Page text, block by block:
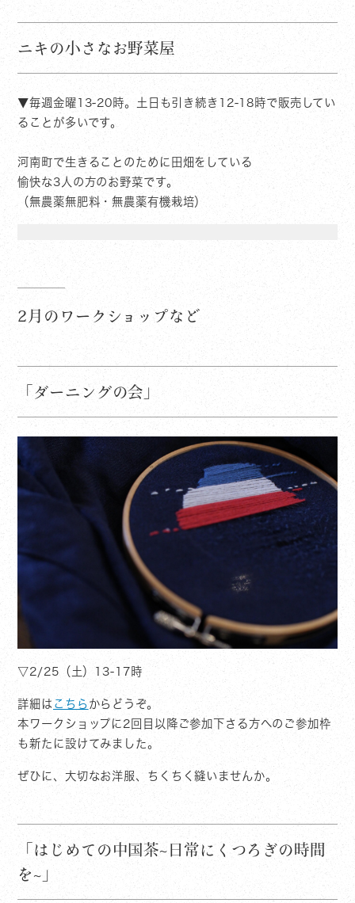
ニキの小さなお野菜屋
▼毎週金曜13-20時。土日も引き続き12-18時で販売してい
ることが多いです。
河南町で生きることのために田畑をしている
愉快な3人の方のお野菜です。
（無農薬無肥料・無農薬有機栽培）
2月のワークショップなど
「ダーニングの会」
▽2/25（土）13-17時
詳細は こちら からどうぞ。
本ワークショップに2回目以降ご参加下さる方へのご参加枠
も新たに設けてみました。
ぜひに、大切なお洋服、ちくちく縫いませんか。
「はじめての中国茶~日常にくつろぎの時間
を~」